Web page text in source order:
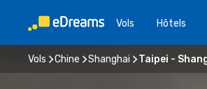
Vols Hôtels
Vols Chine Shanghai Taipei -